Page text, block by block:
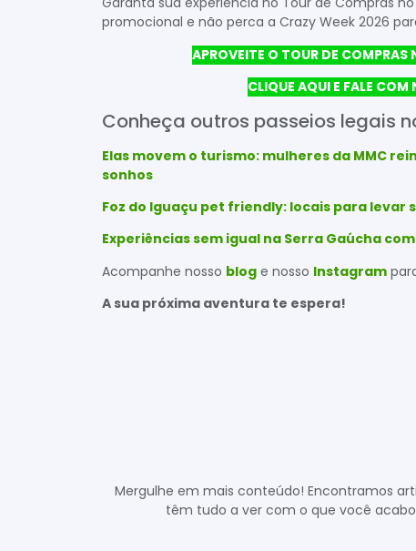
promocional e não perca a Crazy Week 2026
APROVEITE O TOUR DE
CLIQUE AQUI E FALE
Conheça outros passeios legais
Elas movem o turismo: mulheres da MMC
sonhos
Foz do Iguaçu pet friendly: locais para levar
Experiências sem igual na Serra Gaúcha
Acompanhe nosso blog e nosso Instagram
A sua próxima aventura te espera!
Mergulhe em mais conteúdo! Encontramos
têm tudo a ver com o que você